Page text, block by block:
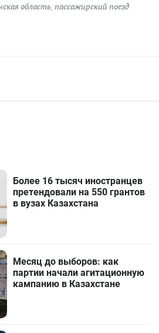
область, пассажирский поезд
Более 16 тысяч иностранцев
претендовали на 550 грантов
в вузах Казахстана
Месяц до выборов: как
партии начали агитационную
кампанию в Казахстане